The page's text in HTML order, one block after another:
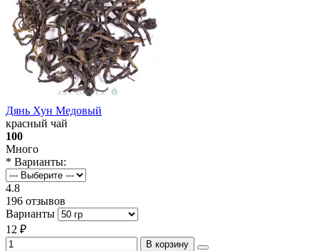
Дянь Хун Медовый
красный чай
100
Много
* Варианты:
4.8
196 отзывов
Варианты
12 ₽
В корзину